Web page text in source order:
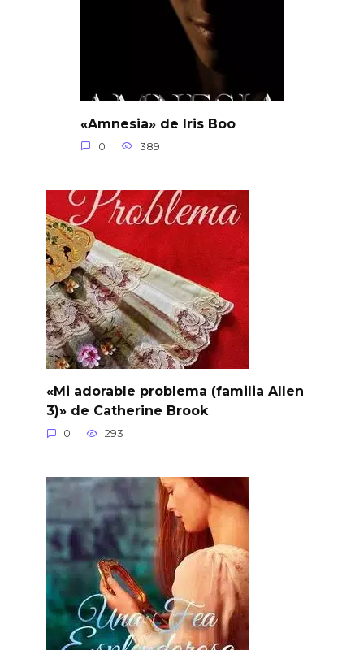
«Amnesia» de Iris Boo
0 389
«Mi adorable problema (familia Allen
3)» de Catherine Brook
0 293